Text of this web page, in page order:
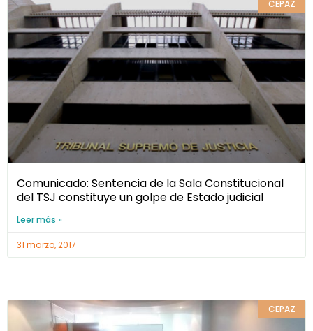
CEPAZ
Comunicado: Sentencia de la Sala Constitucional
del TSJ constituye un golpe de Estado judicial
Leer más »
31 marzo, 2017
CEPAZ